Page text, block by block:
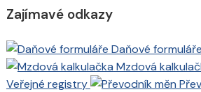
Zajímavé odkazy
Daňové formuláře
Mzdová
Veřejné registry